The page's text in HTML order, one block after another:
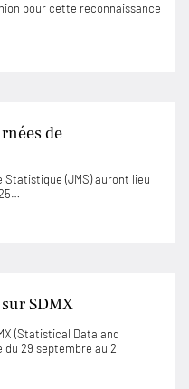
pour cette reconnaissance
de
Statistique (JMS) auront lieu
SDMX
(Statistical Data and
du 29 septembre au 2